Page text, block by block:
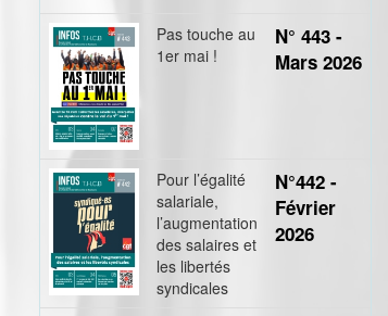
Pas touche au
1er mai !
N° 443 -
Mars 2026
Pour l’égalité
salariale,
l’augmentation
des salaires et
les libertés
syndicales
N°442 -
Février
2026